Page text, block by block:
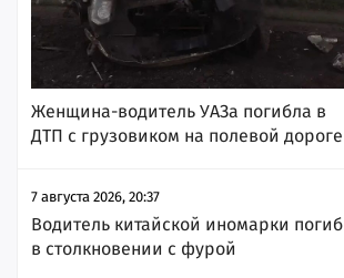
Женщина-водитель УАЗа погибла в
ДТП с грузовиком на полевой дороге
7 августа 2026, 20:37
Водитель китайской иномарки погиб
в столкновении с фурой